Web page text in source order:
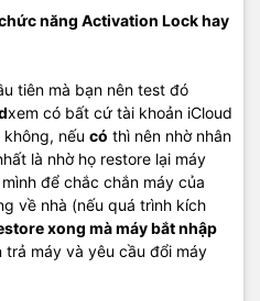
năng Activation Lock hay
tiên mà bạn nên test đó
xem có bất cứ tài khoản iCloud
nếu có thì nên nhờ nhân
là nhờ họ restore lại máy
để chắc chắn máy của
về nhà (nếu quá trình kích
xong mà máy bắt nhập
trả máy và yêu cầu đổi máy